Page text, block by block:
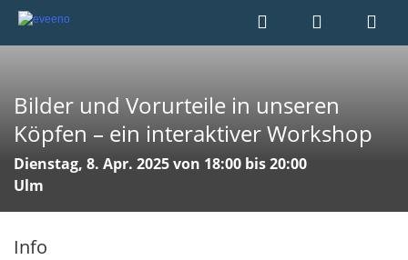
Bilder und Vorurteile in unseren
Köpfen – ein interaktiver Workshop
Dienstag, 8. Apr. 2025 von 18:00 bis 20:00
Ulm
Info